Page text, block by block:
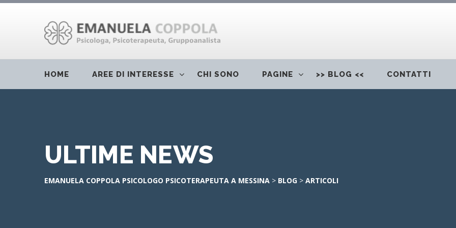
HOME AREE DI INTERESSE CHI SONO PAGINE >> BLOG << CONTATTI
ULTIME NEWS
EMANUELA COPPOLA PSICOLOGO PSICOTERAPEUTA A MESSINA > BLOG > ARTICOLI